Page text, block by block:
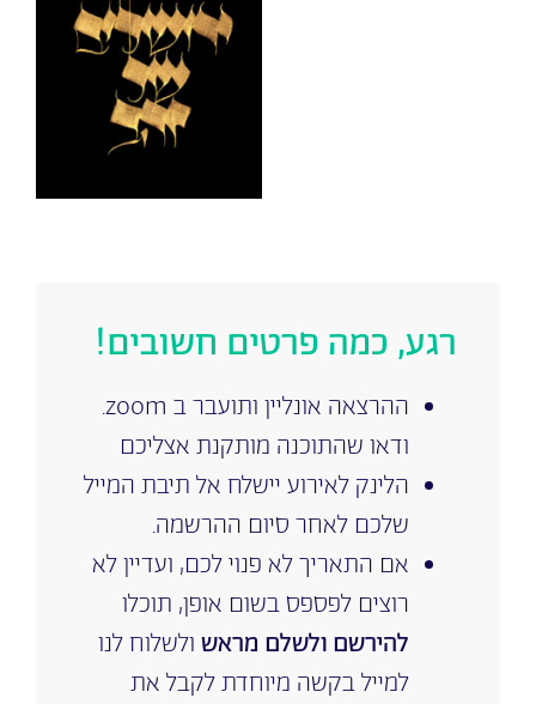
רגע, כמה פרטים חשובים!
ההרצאה אונליין ותועבר ב zoom.
ודאו שהתוכנה מותקנת אצליכם
הלינק לאירוע יישלח אל תיבת המייל
שלכם לאחר סיום ההרשמה.
אם התאריך לא פנוי לכם, ועדיין לא
רוצים לפספס בשום אופן, תוכלו
להירשם ולשלם מראש ולשלוח לנו
למייל בקשה מיוחדת לקבל את